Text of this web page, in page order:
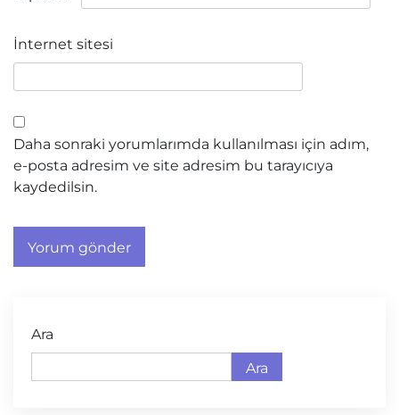
İnternet sitesi
Daha sonraki yorumlarımda kullanılması için adım,
e-posta adresim ve site adresim bu tarayıcıya
kaydedilsin.
Ara
Ara